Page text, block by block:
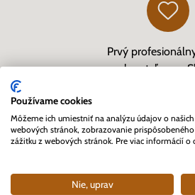
Prvý
pre zberateľov na
Používame cookies
Môžeme ich umiestniť na analýzu údajov o
webových stránok, zobrazovanie
zážitku z webových stránok. Pre viac informácií
Nie, uprav